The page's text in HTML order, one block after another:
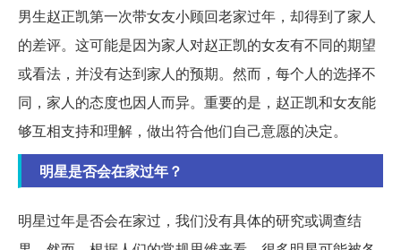
男生赵正凯第一次带女友小顾回老家过年，却得到了家人
的差评。这可能是因为家人对赵正凯的女友有不同的期望
或看法，并没有达到家人的预期。然而，每个人的选择不
同，家人的态度也因人而异。重要的是，赵正凯和女友能
够互相支持和理解，做出符合他们自己意愿的决定。
明星是否会在家过年？
明星过年是否会在家过，我们没有具体的研究或调查结